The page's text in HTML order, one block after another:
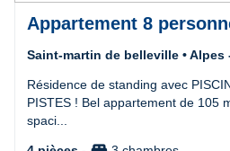
Appartement 8
Saint-martin de belleville •
Résidence de standing avec
PISTES ! Bel appartement de 105
spaci...